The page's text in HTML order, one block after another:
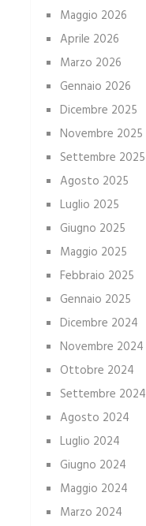
Maggio 2026
Aprile 2026
Marzo 2026
Gennaio 2026
Dicembre 2025
Novembre 2025
Settembre 2025
Agosto 2025
Luglio 2025
Giugno 2025
Maggio 2025
Febbraio 2025
Gennaio 2025
Dicembre 2024
Novembre 2024
Ottobre 2024
Settembre 2024
Agosto 2024
Luglio 2024
Giugno 2024
Maggio 2024
Marzo 2024